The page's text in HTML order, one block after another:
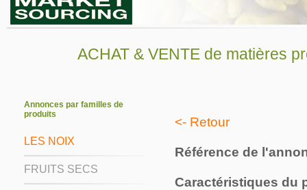
ACHAT & VENTE de matières
Annonces par familles de
produits
LES NOIX
FRUITS SECS
<- Retour
Référence de
Caractéristiques du